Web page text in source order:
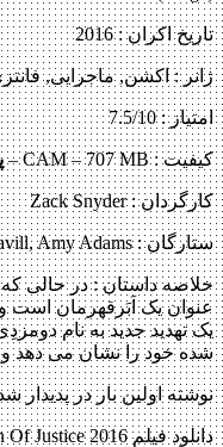
تاریخ اکران : 2016
ژانر : اکشن, ماجرایی,
امتیاز : 7.5/10
کیفیت : CAM – 707 MB –
کارگردان : Zack Snyder
ستارگان : Ben Affleck, Henry Cavill, Amy Adams
خلاصه داستان : در حالی که
عنوان یک اَبَرقهرمان است و
یک تهدید جدید به نام
شده خود را نشان می دهد
نوشته اولین بار در پدیدار شد.
دانلود فیلم Batman V Superman Dawn Of Justice 2016